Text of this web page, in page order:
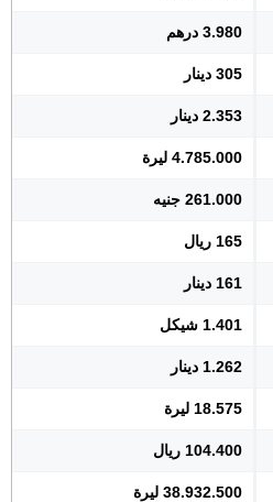
3.980 درهم
305 دينار
2.353 دينار
4.785.000 ليرة
261.000 جنيه
165 ريال
161 دينار
1.401 شيكل
1.262 دينار
18.575 ليرة
104.400 ريال
38.932.500 ليرة